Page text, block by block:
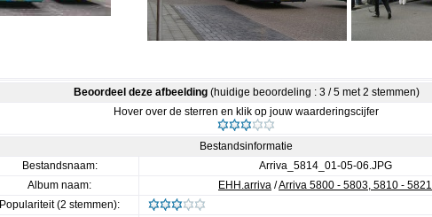
Beoordeel deze afbeelding(huidige beoordeling : 3 / 5 met 2 stemmen)
Hover over de sterren en klik op jouw waarderingscijfer
Bestandsinformatie
Bestandsnaam:
Arriva_5814_01-05-06.JPG
Album naam:
EHH.arriva /Arriva 5800 - 5803, 5810 - 5821
Populariteit (2 stemmen):